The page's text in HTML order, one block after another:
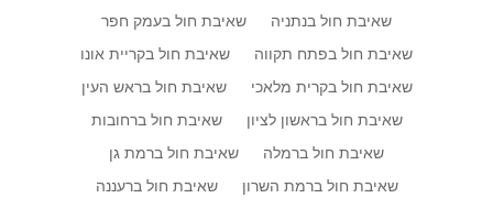
שאיבת חול בנתניה
שאיבת חול בעמק חפר
שאיבת חול בפתח תקווה
שאיבת חול בקריית אונו
שאיבת חול בקרית מלאכי
שאיבת חול בראש העין
שאיבת חול בראשון לציון
שאיבת חול ברחובות
שאיבת חול ברמלה
שאיבת חול ברמת גן
שאיבת חול ברמת השרון
שאיבת חול ברעננה